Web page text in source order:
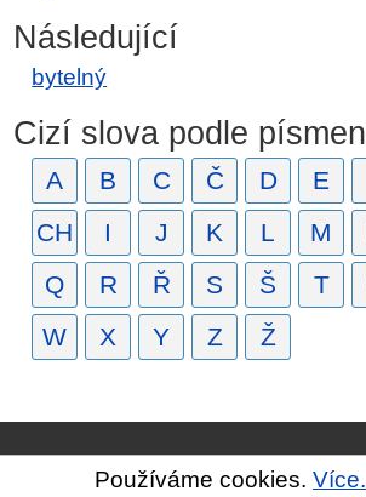
Následující
bytelný
Cizí slova podle písmen
A B C Č D E
CH
I J K L M
Q
R Ř S Š T
W
X Y Z Ž
Používáme cookies. Více.